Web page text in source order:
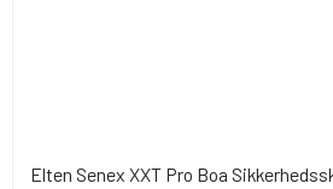
Elten Senex XXT Pro Boa